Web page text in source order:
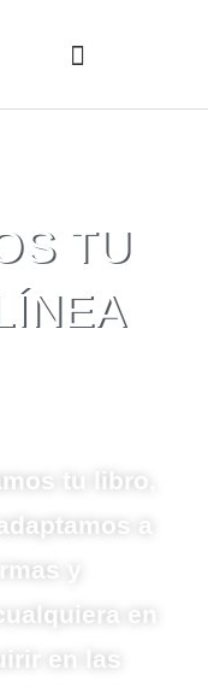
TU
tu libro,
a
y
en
en las